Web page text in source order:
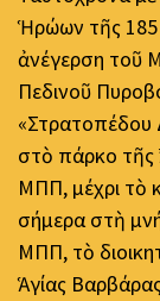
Ἡρώων τῆς 185
ἀνέγερση τοῦ
Πεδινοῦ
«Στρατοπέδου
στὸ πάρκο τῆς
ΜΠΠ, μέχρι τὸ
σήμερα στὴ
ΜΠΠ, τὸ
Ἁγίας